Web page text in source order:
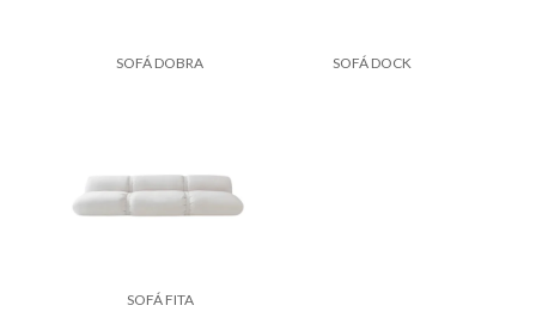
SOFÁ DOBRA SOFÁ DOCK
SOFÁ FITA